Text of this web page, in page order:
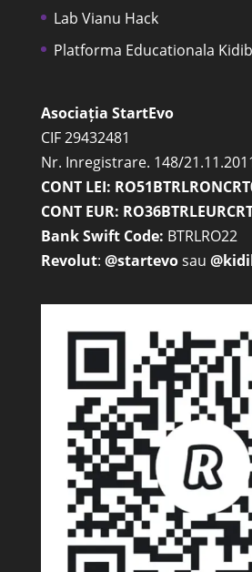
Lab Vianu Hack
Platforma Educationala
Asociația StartEvo
CIF 29432481
Nr. Inregistrare. 148/
CONT LEI:
CONT EUR:
Bank Swift Code: BTRLRO22
Revolut: @startevosau